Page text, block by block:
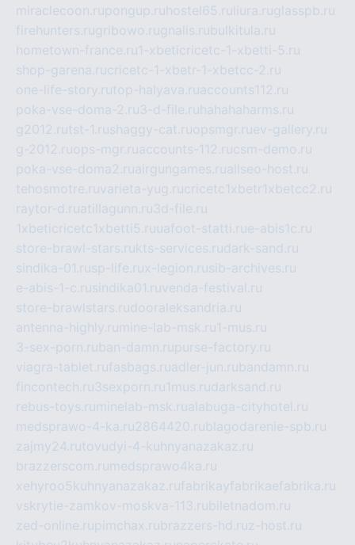
miraclecoon.rupongup.ru hostel65.ru liura.ruglasspb.ru
firehunters.rugribowo.rugnalis.rubulkitula.ru
hometown-france.ru1-xbeticricetc-1-xbetti-5.ru
shop-garena.rucricetc-1-xbetr-1-xbetcc-2.ru
one-life-story.rutop-halyava.ruaccounts112.ru
poka-vse-doma-2.ru3-d-file.ru hahahaharms.ru
g2012.rutst-1.rushaggy-cat.ruopsmgr.ruev-gallery.ru
g-2012.ruops-mgr.ruaccounts-112.rucsm-demo.ru
poka-vse-doma2.ruairgungames.ruallseo-host.ru
tehosmotre.ruvarieta-yug.rucricetc1xbetr1xbetcc2.ru
raytor-d.ruatillagunn.ru3d-file.ru
1xbeticricetc1xbetti5.ruuafoot-statti.rue-abis1c.ru
store-brawl-stars.rukts-services.rudark-sand.ru
sindika-01.rusp-life.rux-legion.rusib-archives.ru
e-abis-1-c.rusindika01.ruvenda-festival.ru
store-brawlstars.rudooraleksandria.ru
antenna-highly.ru mine-lab-msk.ru1-mus.ru
3-sex-porn.ruban-damn.rupurse-factory.ru
viagra-tablet.rufasbags.ruadler-jun.rubandamn.ru
fincontech.ru3sexporn.ru1mus.rudarksand.ru
rebus-toys.ru minelab-msk.rualabuga-cityhotel.ru
medsprawo-4-ka.ru2864420.rublagodarenie-spb.ru
zajmy24.rutovudyi-4-kuhnyanazakaz.ru
brazzerscom.ru medsprawo4ka.ru
xehyroo5kuhnyanazakaz.rufabrikayfabrikaefabrika.ru
vskrytie-zamkov-moskva-113.rubiletnadom.ru
zed-online.rupimchax.rubrazzers-hd.ruz-host.ru